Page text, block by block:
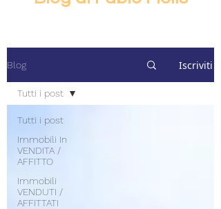
Blog Iscriviti
Tutti i post
Immobili In
VENDITA /
AFFITTO
Immobili
VENDUTI /
AFFITTATI
Tutti i post